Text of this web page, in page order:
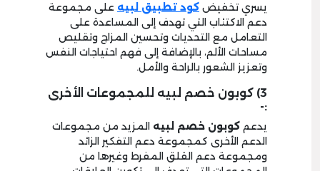
يسري تخفيض كود تطبيق لبيه على مجموعة
دعم الاكتئاب التي تهدف إلى المساعدة على
التعامل مع التحديات وتحسين المزاج وتقليص
مساحات الألم، بالإضافة إلى فهم احتياجات النفس
وتعزيز الشعور بالراحة والأمل.
3) كوبون خصم لبيه للمجموعات الأخرى
:-
يدعم كوبون خصم لبيه المزيد من مجموعات
الدعم الأخرى كمجموعة دعم التفكير الزائد
ومجموعة دعم القلق المفرط وغيرها من